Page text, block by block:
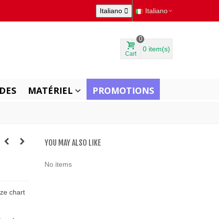
Italiano  Italiano
Cart
0
0 item(s)
MATÉRIEL PROMOTIONS
chart
YOU MAY ALSO LIKE
No items